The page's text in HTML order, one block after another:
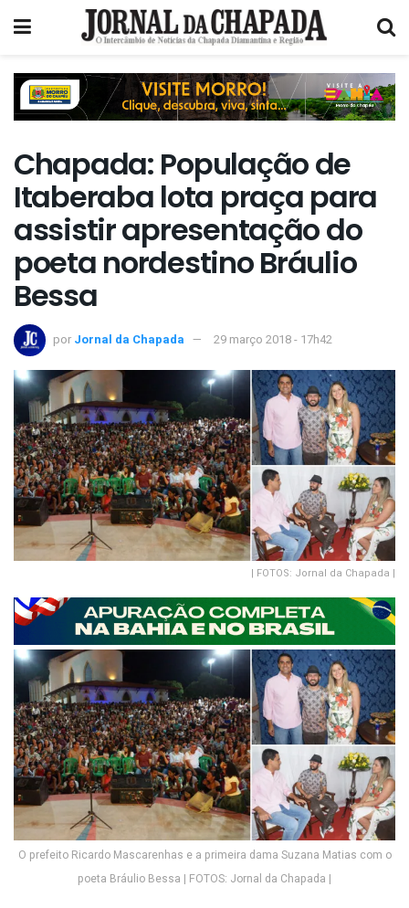
Chapada: População de
Itaberaba lota praça para
assistir apresentação do
poeta nordestino Bráulio
Bessa
por Jornal da Chapada 29 março 2018 - 17h42
| FOTOS: Jornal da Chapada |
O prefeito Ricardo Mascarenhas e a primeira dama Suzana Matias com o
poeta Bráulio Bessa | FOTOS: Jornal da Chapada |